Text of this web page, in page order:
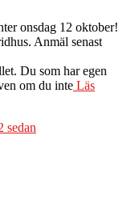
onsdag 12 oktober!
Anmäl senast
Du som har egen
om du inte Läs
sedan